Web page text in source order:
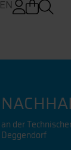
EN
an der
Deggendorf